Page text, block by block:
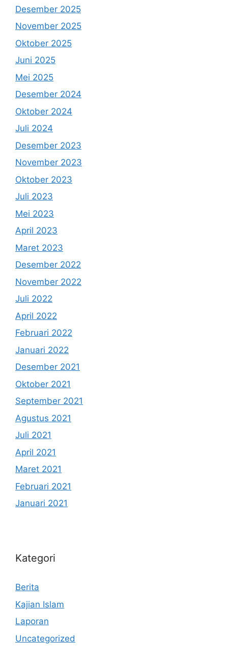
Desember 2025
November 2025
Oktober 2025
Juni 2025
Mei 2025
Desember 2024
Oktober 2024
Juli 2024
Desember 2023
November 2023
Oktober 2023
Juli 2023
Mei 2023
April 2023
Maret 2023
Desember 2022
November 2022
Juli 2022
April 2022
Februari 2022
Januari 2022
Desember 2021
Oktober 2021
September 2021
Agustus 2021
Juli 2021
April 2021
Maret 2021
Februari 2021
Januari 2021
Kategori
Berita
Kajian Islam
Laporan
Uncategorized